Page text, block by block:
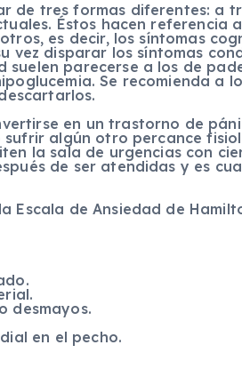
de tres formas diferentes: a
Éstos hacen referencia
es decir, los síntomas
vez disparar los síntomas
suelen parecerse a los de
Se recomienda a
en un trastorno de
algún otro percance
la sala de urgencias con
de ser atendidas y es
Escala de Ansiedad de
desmayos.
en el pecho.